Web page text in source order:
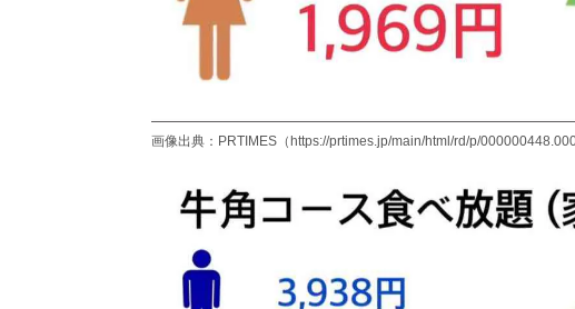
画像出典：PRTIMES（https://prtimes.jp/main/html/rd/p/